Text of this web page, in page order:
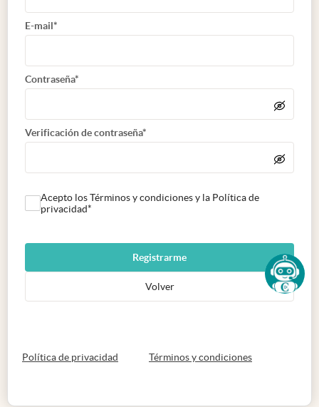
E-mail*
Contraseña*
Verificación de contraseña*
Acepto los Términos y condiciones y la Política de
privacidad*
Registrarme
Volver
Política de privacidad abre en nueva pestaña
Términos y condicionesabre en nueva